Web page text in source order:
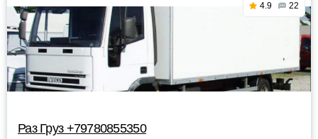
4.9 22
Раз Груз +79780855350